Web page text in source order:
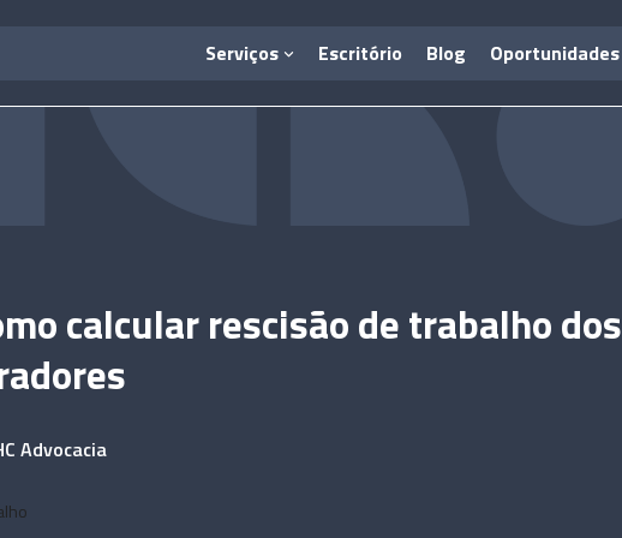
Serviços Escritório Blog Oportunidades
calcular rescisão de trabalho dos
Advocacia